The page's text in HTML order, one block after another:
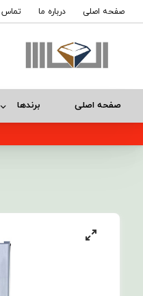
صفحه اصلی درباره ما تماس
صفحه اصلی برندها